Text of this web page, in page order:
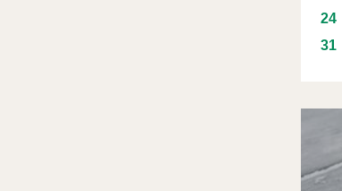
24
31